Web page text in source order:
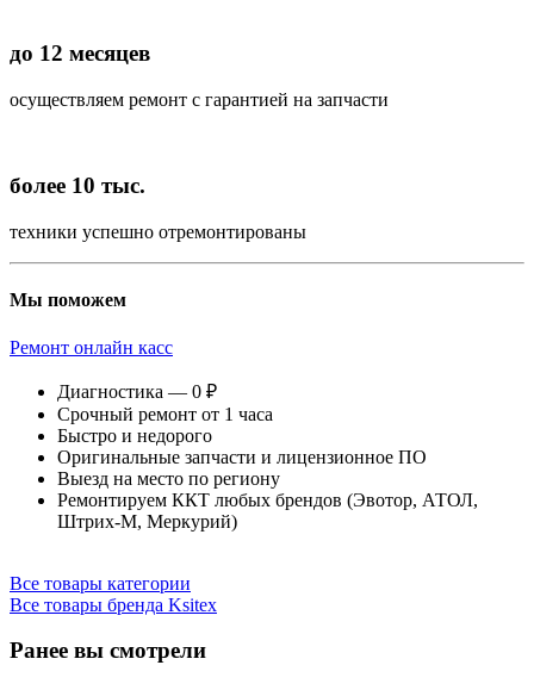
до 12 месяцев
осуществляем ремонт с гарантией на запчасти
более 10 тыс.
техники успешно отремонтированы
Мы поможем
Ремонт онлайн касс
Диагностика — 0 ₽
Срочный ремонт от 1 часа
Быстро и недорого
Оригинальные запчасти и лицензионное ПО
Выезд на место по региону
Ремонтируем ККТ любых брендов (Эвотор, АТОЛ,
Штрих-М, Меркурий)
Все товары категории
Все товары бренда Ksitex
Ранее вы смотрели